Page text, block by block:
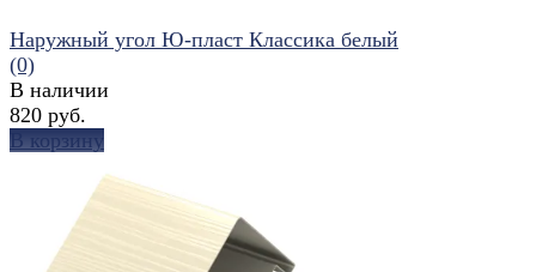
избранное
Наружный угол Ю-пласт Классика белый
(0)
В наличии
820 руб.
В корзину